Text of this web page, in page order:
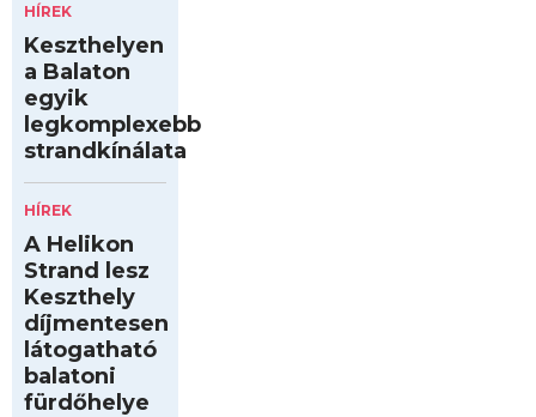
HÍREK
Keszthelyen
a Balaton
egyik
legkomplexebb
strandkínálata
HÍREK
A Helikon
Strand lesz
Keszthely
díjmentesen
látogatható
balatoni
fürdőhelye